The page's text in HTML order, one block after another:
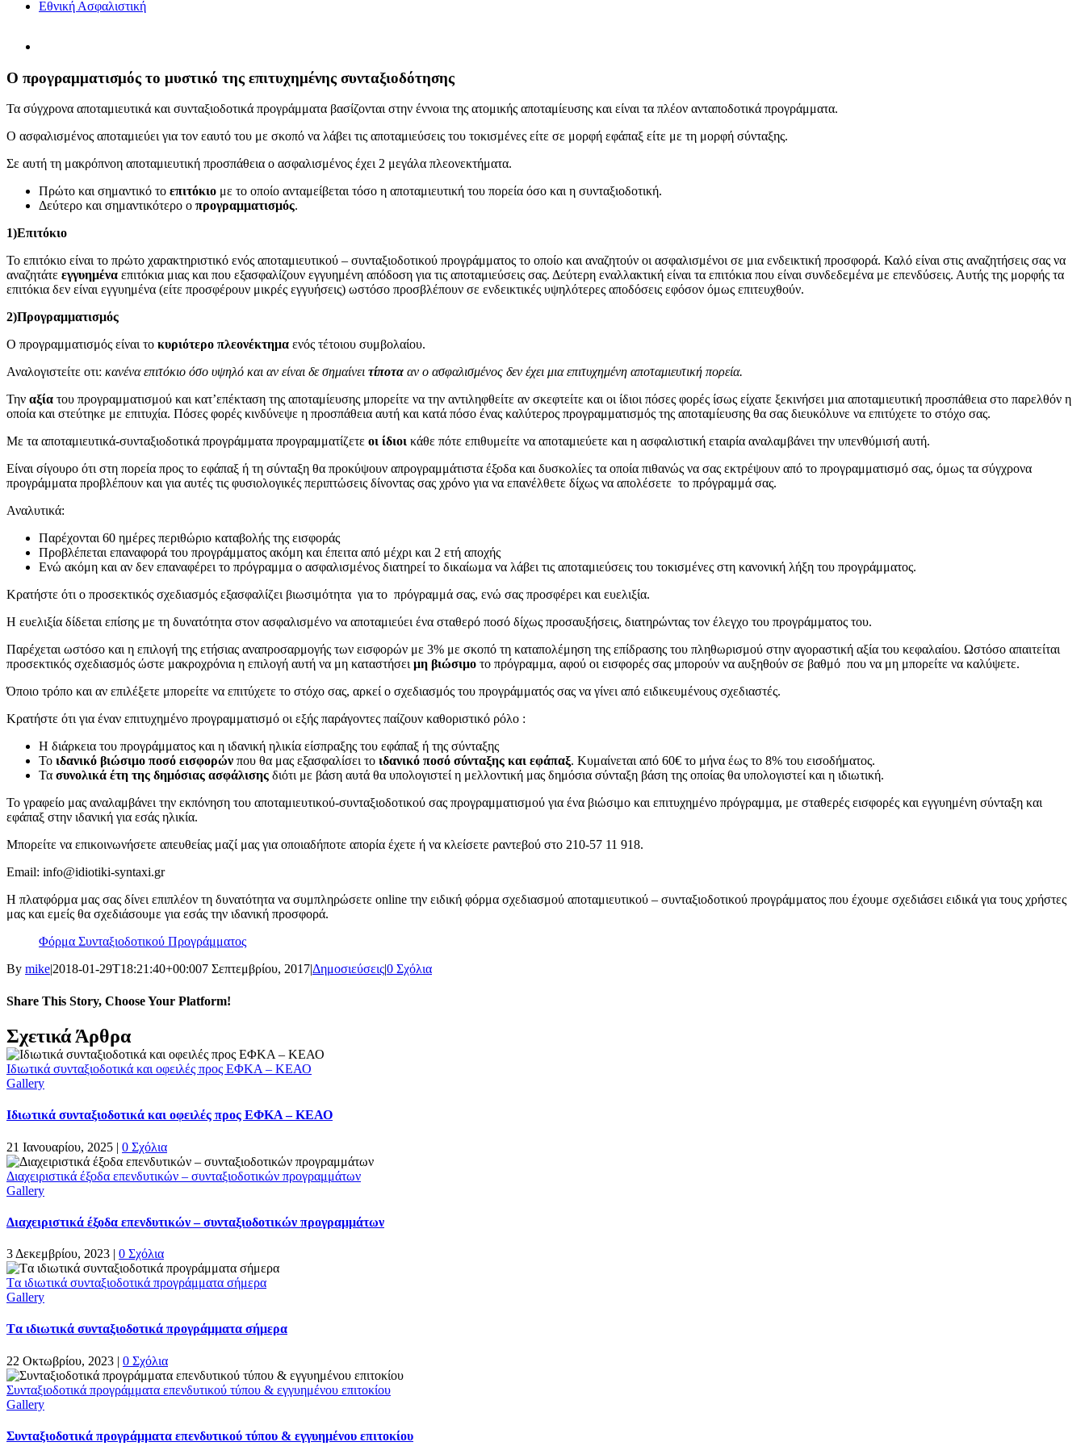
Εθνική Ασφαλιστική
εικόνας
Ο προγραμματισμός το μυστικό της επιτυχημένης συνταξιοδότησης
Τα σύγχρονα αποταμιευτικά και συνταξιοδοτικά προγράμματα βασίζονται στην έννοια της ατομικής αποταμίευσης και είναι τα πλέον ανταποδοτικά προγράμματα.
Ο ασφαλισμένος αποταμιεύει για τον εαυτό του με σκοπό να λάβει τις αποταμιεύσεις του τοκισμένες είτε σε μορφή εφάπαξ είτε με τη μορφή σύνταξης.
Σε αυτή τη μακρόπνοη αποταμιευτική προσπάθεια ο ασφαλισμένος έχει 2 μεγάλα πλεονεκτήματα.
Πρώτο και σημαντικό το επιτόκιο με το οποίο ανταμείβεται τόσο η αποταμιευτική του πορεία όσο και η συνταξιοδοτική.
Δεύτερο και σημαντικότερο ο προγραμματισμός.
1)Επιτόκιο
Το επιτόκιο είναι το πρώτο χαρακτηριστικό ενός αποταμιευτικού – συνταξιοδοτικού προγράμματος το οποίο και αναζητούν οι ασφαλισμένοι σε μια ενδεικτική προσφορά. Καλό είναι στις αναζητήσεις σας να
αναζητάτε εγγυημένα επιτόκια μιας και που εξασφαλίζουν εγγυημένη απόδοση για τις αποταμιεύσεις σας. Δεύτερη εναλλακτική είναι τα επιτόκια που είναι συνδεδεμένα με επενδύσεις. Αυτής της μορφής τα
επιτόκια δεν είναι εγγυημένα (είτε προσφέρουν μικρές εγγυήσεις) ωστόσο προσβλέπουν σε ενδεικτικές υψηλότερες αποδόσεις εφόσον όμως επιτευχθούν.
2)Προγραμματισμός
Ο προγραμματισμός είναι το κυριότερο πλεονέκτημα ενός τέτοιου συμβολαίου.
Αναλογιστείτε οτι: κανένα επιτόκιο όσο υψηλό και αν είναι δε σημαίνει τίποτα αν ο ασφαλισμένος δεν έχει μια επιτυχημένη αποταμιευτική πορεία.
Την αξία του προγραμματισμού και κατ’επέκταση της αποταμίευσης μπορείτε να την αντιληφθείτε αν σκεφτείτε και οι ίδιοι πόσες φορές ίσως είχατε ξεκινήσει μια αποταμιευτική προσπάθεια στο παρελθόν η
οποία και στεύτηκε με επιτυχία. Πόσες φορές κινδύνεψε η προσπάθεια αυτή και κατά πόσο ένας καλύτερος προγραμματισμός της αποταμίευσης θα σας διευκόλυνε να επιτύχετε το στόχο σας.
Με τα αποταμιευτικά-συνταξιοδοτικά προγράμματα προγραμματίζετε οι ίδιοι κάθε πότε επιθυμείτε να αποταμιεύετε και η ασφαλιστική εταιρία αναλαμβάνει την υπενθύμισή αυτή.
Είναι σίγουρο ότι στη πορεία προς το εφάπαξ ή τη σύνταξη θα προκύψουν απρογραμμάτιστα έξοδα και δυσκολίες τα οποία πιθανώς να σας εκτρέψουν από το προγραμματισμό σας, όμως τα σύγχρονα
προγράμματα προβλέπουν και για αυτές τις φυσιολογικές περιπτώσεις δίνοντας σας χρόνο για να επανέλθετε δίχως να απολέσετε το πρόγραμμά σας.
Αναλυτικά:
Παρέχονται 60 ημέρες περιθώριο καταβολής της εισφοράς
Προβλέπεται επαναφορά του προγράμματος ακόμη και έπειτα από μέχρι και 2 ετή αποχής
Ενώ ακόμη και αν δεν επαναφέρει το πρόγραμμα ο ασφαλισμένος διατηρεί το δικαίωμα να λάβει τις αποταμιεύσεις του τοκισμένες στη κανονική λήξη του προγράμματος.
Κρατήστε ότι ο προσεκτικός σχεδιασμός εξασφαλίζει βιωσιμότητα για το πρόγραμμά σας, ενώ σας προσφέρει και ευελιξία.
Η ευελιξία δίδεται επίσης με τη δυνατότητα στον ασφαλισμένο να αποταμιεύει ένα σταθερό ποσό δίχως προσαυξήσεις, διατηρώντας τον έλεγχο του προγράμματος του.
Παρέχεται ωστόσο και η επιλογή της ετήσιας αναπροσαρμογής των εισφορών με 3% με σκοπό τη καταπολέμηση της επίδρασης του πληθωρισμού στην αγοραστική αξία του κεφαλαίου. Ωστόσο απαιτείται
προσεκτικός σχεδιασμός ώστε μακροχρόνια η επιλογή αυτή να μη καταστήσειμη βιώσιμο το πρόγραμμα, αφού οι εισφορές σας μπορούν να αυξηθούν σε βαθμό που να μη μπορείτε να καλύψετε.
Όποιο τρόπο και αν επιλέξετε μπορείτε να επιτύχετε το στόχο σας, αρκεί ο σχεδιασμός του προγράμματός σας να γίνει από ειδικευμένους σχεδιαστές.
Κρατήστε ότι για έναν επιτυχημένο προγραμματισμό οι εξής παράγοντες παίζουν καθοριστικό ρόλο :
Η διάρκεια του προγράμματος και η ιδανική ηλικία είσπραξης του εφάπαξ ή της σύνταξης
Το ιδανικό βιώσιμο ποσό εισφορών που θα μας εξασφαλίσει το ιδανικό ποσό σύνταξης και εφάπαξ. Κυμαίνεται από 60€ το μήνα έως το 8% του εισοδήματος.
Τα συνολικά έτη της δημόσιας ασφάλισης διότι με βάση αυτά θα υπολογιστεί η μελλοντική μας δημόσια σύνταξη βάση της οποίας θα υπολογιστεί και η ιδιωτική.
Το γραφείο μας αναλαμβάνει την εκπόνηση του αποταμιευτικού-συνταξιοδοτικού σας προγραμματισμού για ένα βιώσιμο και επιτυχημένο πρόγραμμα, με σταθερές εισφορές και εγγυημένη σύνταξη και
εφάπαξ στην ιδανική για εσάς ηλικία.
Μπορείτε να επικοινωνήσετε απευθείας μαζί μας για οποιαδήποτε απορία έχετε ή να κλείσετε ραντεβού στο 210-57 11 918.
Email: info@idiotiki-syntaxi.gr
Η πλατφόρμα μας σας δίνει επιπλέον τη δυνατότητα να συμπληρώσετε online την ειδική φόρμα σχεδιασμού αποταμιευτικού – συνταξιοδοτικού προγράμματος που έχουμε σχεδιάσει ειδικά για τους χρήστες
μας και εμείς θα σχεδιάσουμε για εσάς την ιδανική προσφορά.
Φόρμα Συνταξιοδοτικού Προγράμματος
By mike|2018-01-29T18:21:40+00:007 Σεπτεμβρίου, 2017|Δημοσιεύσεις|0 Σχόλια
Share This Story, Choose Your Platform!
Facebook
X
Reddit
LinkedIn
Tumblr
Pinterest
Vk
Email
Σχετικά Άρθρα
Ιδιωτικά συνταξιοδοτικά και οφειλές προς ΕΦΚΑ – ΚΕΑΟ
Gallery
Ιδιωτικά συνταξιοδοτικά και οφειλές προς ΕΦΚΑ – ΚΕΑΟ
21 Ιανουαρίου, 2025 | 0 Σχόλια
Διαχειριστικά έξοδα επενδυτικών – συνταξιοδοτικών προγραμμάτων
Gallery
Διαχειριστικά έξοδα επενδυτικών – συνταξιοδοτικών προγραμμάτων
3 Δεκεμβρίου, 2023 | 0 Σχόλια
Tα ιδιωτικά συνταξιοδοτικά προγράμματα σήμερα
Gallery
Tα ιδιωτικά συνταξιοδοτικά προγράμματα σήμερα
22 Οκτωβρίου, 2023 | 0 Σχόλια
Συνταξιοδοτικά προγράμματα επενδυτικού τύπου & εγγυημένου επιτοκίου
Gallery
Συνταξιοδοτικά προγράμματα επενδυτικού τύπου & εγγυημένου επιτοκίου